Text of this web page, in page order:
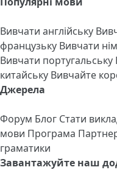
Вивчати англійську
французьку Вивчати
Вивчати португальську
китайську Вивчайте
Джерела
Форум Блог Стати
мови Програма
граматики
Завантажуйте наш